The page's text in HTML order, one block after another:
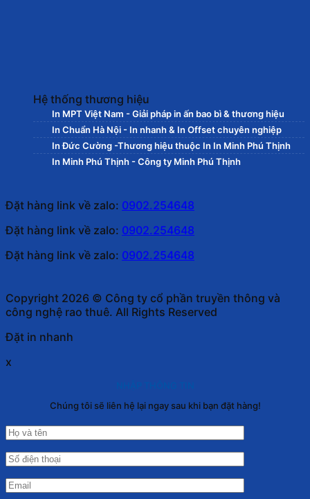
Hệ thống thương hiệu
In MPT Việt Nam - Giải pháp in ấn bao bì & thương hiệu
In Chuẩn Hà Nội - In nhanh & In Offset chuyên nghiệp
In Đức Cường -Thương hiệu thuộc In In Minh Phú Thịnh
In Minh Phú Thịnh - Công ty Minh Phú Thịnh
Đặt hàng link về zalo: 0902.254648
Đặt hàng link về zalo: 0902.254648
Đặt hàng link về zalo: 0902.254648
Copyright 2026 © Công ty cổ phần truyền thông và
công nghệ rao thuê. All Rights Reserved
Đặt in nhanh
x
Chúng tôi sẽ liên hệ lại ngay sau khi bạn đặt hàng!